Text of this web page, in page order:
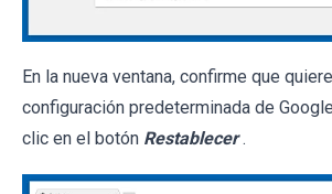
En la nueva ventana, confirme que
configuración predeterminada de
clic en el botón Restablecer .